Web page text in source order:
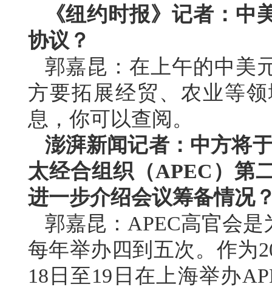
《纽约时报》记者：
协议？
郭嘉昆：在上午的中美
方要拓展经贸、农业等
息，你可以查阅。
澎湃新闻记者：中方将
太经合组织（APEC）第
进一步介绍会议筹备情况
郭嘉昆：APEC高官会
每年举办四到五次。作为
18日至19日在上海举办